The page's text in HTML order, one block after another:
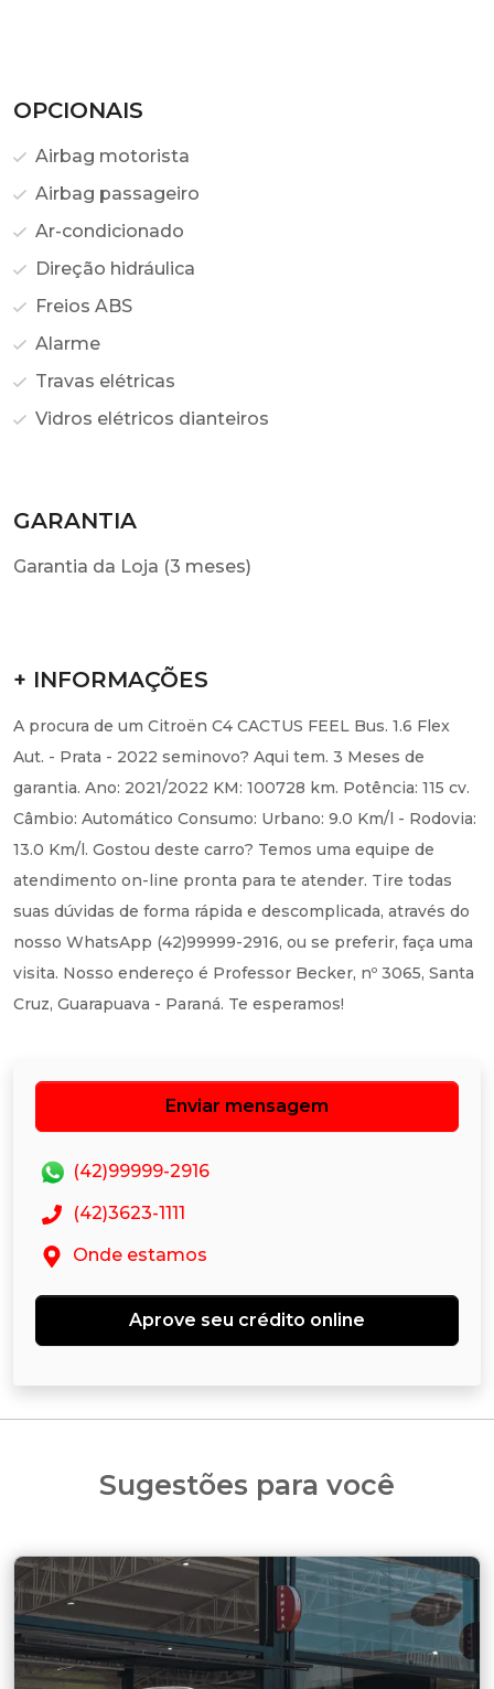
OPCIONAIS
Airbag motorista
Airbag passageiro
Ar-condicionado
Direção hidráulica
Freios ABS
Alarme
Travas elétricas
Vidros elétricos dianteiros
GARANTIA
Garantia da Loja (3 meses)
+ INFORMAÇÕES
A procura de um Citroën C4 CACTUS FEEL Bus. 1.6 Flex
Aut. - Prata - 2022 seminovo? Aqui tem. 3 Meses de
garantia. Ano: 2021/2022 KM: 100728 km. Potência: 115 cv.
Câmbio: Automático Consumo: Urbano: 9.0 Km/l - Rodovia:
13.0 Km/l. Gostou deste carro? Temos uma equipe de
atendimento on-line pronta para te atender. Tire todas
suas dúvidas de forma rápida e descomplicada, através do
nosso WhatsApp (42)99999-2916, ou se preferir, faça uma
visita. Nosso endereço é Professor Becker, nº 3065, Santa
Cruz, Guarapuava - Paraná. Te esperamos!
Enviar mensagem
(42)99999-2916
(42)3623-1111
Onde estamos
Aprove seu crédito online
Sugestões para você